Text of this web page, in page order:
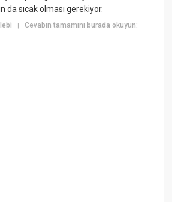
da sıcak olması gerekiyor.
|Cevabın tamamını burada okuyun: